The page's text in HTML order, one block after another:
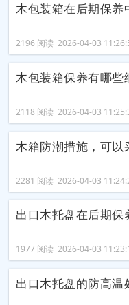
木包装箱在后期保养
2196 阅读 2026-04-03
木包装箱保养有哪些
2118 阅读 2026-04-03
木箱防潮措施，可以
2281 阅读 2026-04-03
出口木托盘在后期保
1977 阅读 2026-04-03
出口木托盘的防高温